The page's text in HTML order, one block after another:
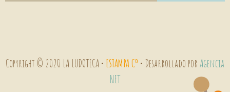
Copyright © 2020 LA LUDOTECA • ESTAMPA Cº • Desarrollado porAgencia
NET